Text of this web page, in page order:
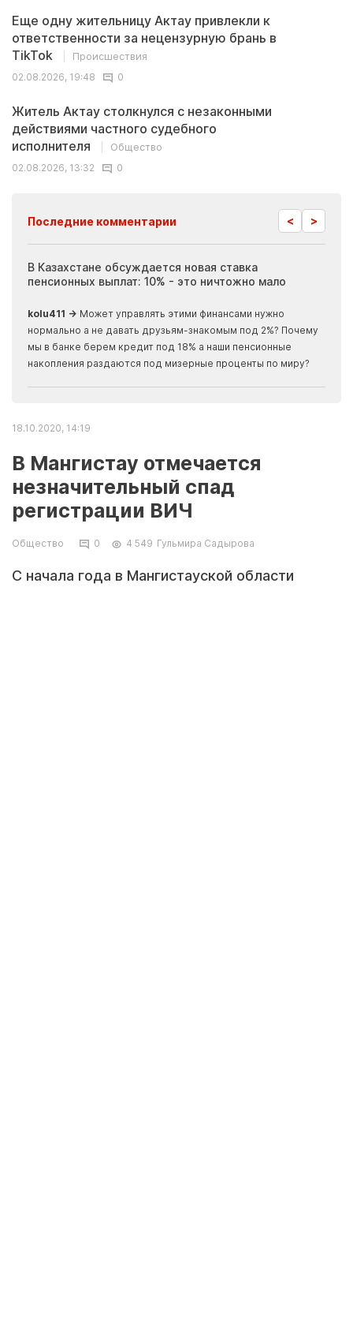
Еще одну жительницу Актау привлекли к
ответственности за нецензурную брань в
TikTok
Происшествия
02.08.2026, 19:48
0
Житель Актау столкнулся с незаконными
действиями частного судебного
исполнителя
Общество
02.08.2026, 13:32
0
Последние комментарии < >
В Казахстане обсуждается новая ставка
пенсионных выплат: 10% - это ничтожно мало
kolu411 → Может управлять этими финансами нужно
нормально а не давать друзьям-знакомым под 2%? Почему
мы в банке берем кредит под 18% а наши пенсионные
накопления раздаются под мизерные проценты по миру?
18.10.2020, 14:19
В Мангистау отмечается
незначительный спад
регистрации ВИЧ
Общество 0 4 549 Гульмира Садырова
С начала года в Мангистауской области